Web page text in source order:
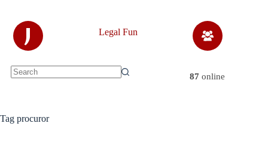
content
J Legal Fun
87 online
Tag procuror